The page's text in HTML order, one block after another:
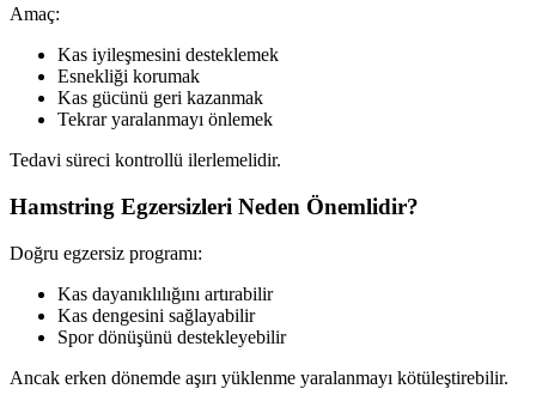
Amaç:
Kas iyileşmesini desteklemek
Esnekliği korumak
Kas gücünü geri kazanmak
Tekrar yaralanmayı önlemek
Tedavi süreci kontrollü ilerlemelidir.
Hamstring Egzersizleri Neden Önemlidir?
Doğru egzersiz programı:
Kas dayanıklılığını artırabilir
Kas dengesini sağlayabilir
Spor dönüşünü destekleyebilir
Ancak erken dönemde aşırı yüklenme yaralanmayı kötüleştirebilir.